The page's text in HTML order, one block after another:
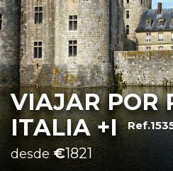
VIAJAR POR
ITALIA +I
desde €1821